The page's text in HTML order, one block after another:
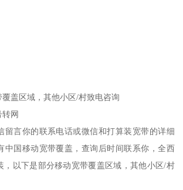
盖区域，其他小区/村致电咨询
网
留言你的联系电话或微信和打算装宽带的详细
中国移动宽带覆盖，查询后时间联系你，全西
，以下是部分移动宽带覆盖区域，其他小区/村